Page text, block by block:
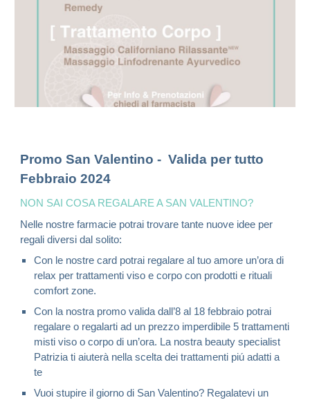
Promo San Valentino - Valida per tutto
Febbraio 2024
NON SAI COSA REGALARE A SAN VALENTINO?
Nelle nostre farmacie potrai trovare tante nuove idee per
regali diversi dal solito:
Con le nostre card potrai regalare al tuo amore un’ora di
relax per trattamenti viso e corpo con prodotti e rituali
comfort zone.
Con la nostra promo valida dall’8 al 18 febbraio potrai
regalare o regalarti ad un prezzo imperdibile 5 trattamenti
misti viso o corpo di un’ora. La nostra beauty specialist
Patrizia ti aiuterà nella scelta dei trattamenti piú adatti a
te
Vuoi stupire il giorno di San Valentino? Regalatevi un